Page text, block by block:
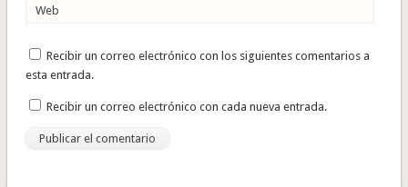
Web
Recibir un correo electrónico con los siguientes comentarios a
esta entrada.
Recibir un correo electrónico con cada nueva entrada.